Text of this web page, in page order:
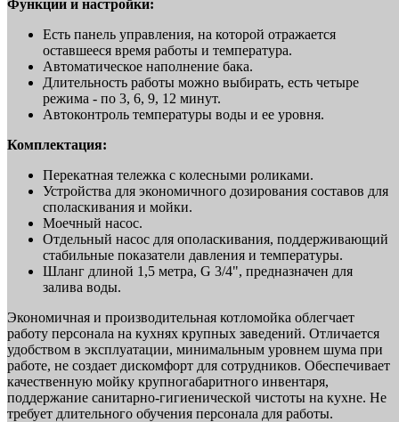
Функции и настройки:
Есть панель управления, на которой отражается
оставшееся время работы и температура.
Автоматическое наполнение бака.
Длительность работы можно выбирать, есть четыре
режима - по 3, 6, 9, 12 минут.
Автоконтроль температуры воды и ее уровня.
Комплектация:
Перекатная тележка с колесными роликами.
Устройства для экономичного дозирования составов для
споласкивания и мойки.
Моечный насос.
Отдельный насос для ополаскивания, поддерживающий
стабильные показатели давления и температуры.
Шланг длиной 1,5 метра, G 3/4", предназначен для
залива воды.
Экономичная и производительная котломойка облегчает
работу персонала на кухнях крупных заведений. Отличается
удобством в эксплуатации, минимальным уровнем шума при
работе, не создает дискомфорт для сотрудников. Обеспечивает
качественную мойку крупногабаритного инвентаря,
поддержание санитарно-гигиенической чистоты на кухне. Не
требует длительного обучения персонала для работы.